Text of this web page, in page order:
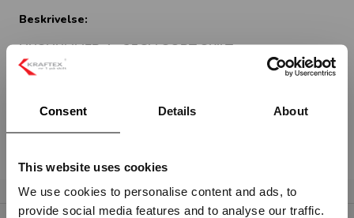
Consent Details About
This website uses cookies
We use cookies to personalise content and ads, to
provide social media features and to analyse our traffic.
Beskrivelse:
HUSNUMMER 4 - 25CM SORT SKILT
Utfrest husnummer. 19mm tykkelse.
Monteres med festpigger og avstandsstykker.